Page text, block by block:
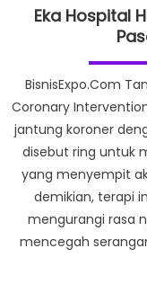
Eka Hospital
BisnisExpo.Com
Coronary
jantung koroner
disebut ring untuk
yang menyempit
demikian, terapi
mengurangi rasa
mencegah